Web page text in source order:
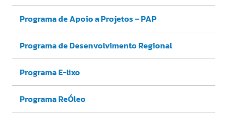
Programa de Apoio a Projetos – PAP
Programa de Desenvolvimento Regional
Programa E-lixo
Programa ReÓleo